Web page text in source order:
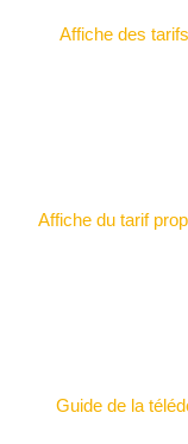
Affiche des
Affiche du tarif
Guide de la